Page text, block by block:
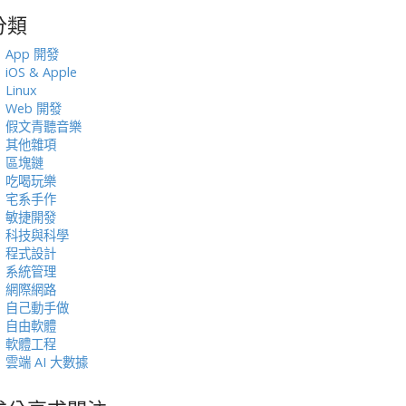
類
App 開發
iOS & Apple
Linux
Web 開發
假文青聽音樂
其他雜項
區塊鏈
吃喝玩樂
宅系手作
敏捷開發
科技與科學
程式設計
系統管理
網際網路
自己動手做
自由軟體
軟體工程
雲端 AI 大數據